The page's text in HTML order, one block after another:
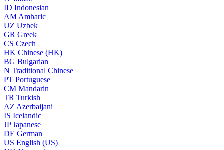
ID Indonesian
AM Amharic
UZ Uzbek
GR Greek
CS Czech
HK Chinese (HK)
BG Bulgarian
N Traditional Chinese
PT Portuguese
CM Mandarin
TR Turkish
AZ Azerbaijani
IS Icelandic
JPJapanese
DE German
US English (US)